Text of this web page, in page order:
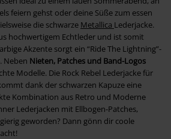
feiern gehst oder deine Süße zum essen
die schwarze Metallica Lederjacke.
hochwertigem Echtleder und ist somit
Akzente sorgt ein “Ride The Lightning”-
Neben Nieten, Patches und Band-Logos
Modelle. Die Rock Rebel Lederjacke für
dank der schwarzen Kapuze eine
Kombination aus Retro und Moderne
Lederjacken mit Ellbogen-Patches,
geworden? Dann gönn dir coole